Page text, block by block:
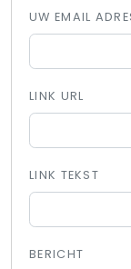
UW EMAIL
LINK URL
LINK TEKST
BERICHT